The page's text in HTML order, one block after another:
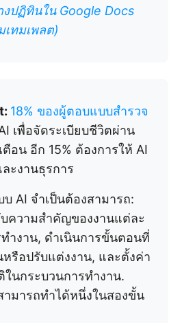
งปฏิทินใน Google Docs
ทมเพลต)
18% ของผู้ตอบแบบสำรวจ
เพื่อจัดระเบียบชีวิตผ่าน
อน อีก 15% ต้องการให้ AI
ะงานธุรการ
AI จำเป็นต้องสามารถ:
ความสำคัญของงานแต่ละ
ำงาน, ดำเนินการขั้นตอนที่
หรือปรับแต่งงาน, และตั้งค่า
นกระบวนการทำงาน.
มารถทำได้หนึ่งในสองขั้น